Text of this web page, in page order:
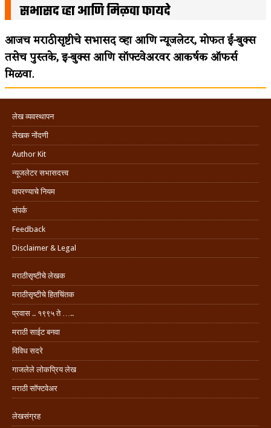
सभासद व्हा आणि मिळवा फायदे
आजच मराठीसृष्टीचे सभासद व्हा आणि न्यूजलेटर, मोफत ई-बुक्स
तसेच पुस्तके, इ-बुक्स आणि सॉफ्टवेअरवर आकर्षक ऑफर्स
मिळवा.
लेख व्यवस्थापन
लेखक नोंदणी
Author Kit
न्यूजलेटर सभासदत्त्व
वापरण्याचे नियम
संपर्क
Feedback
Disclaimer & Legal
मराठीसृष्टीचे लेखक
मराठीसृष्टीचे हितचिंतक
प्रवास .. १९९५ ते …..
मराठी साईट बनवा
विविध सदरे
गाजलेले लोकप्रिय लेख
मराठी सॉफ्टवेअर
लेखसंग्रह